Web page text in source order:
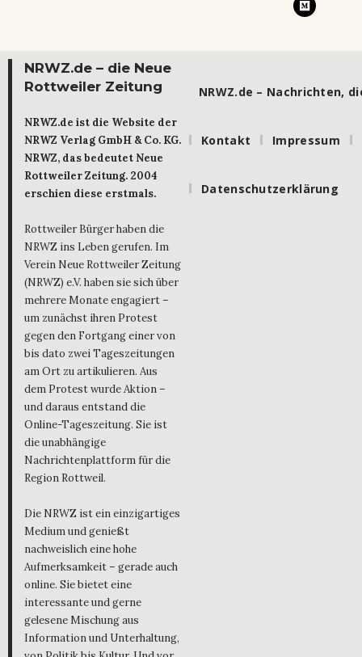
NRWZ.de – die Neue
Rottweiler Zeitung
NRWZ.de ist die Website der
NRWZ Verlag GmbH & Co. KG.
NRWZ, das bedeutet Neue
Rottweiler Zeitung. 2004
erschien diese erstmals.
Rottweiler Bürger haben die
NRWZ ins Leben gerufen. Im
Verein Neue Rottweiler Zeitung
(NRWZ) e.V. haben sie sich über
mehrere Monate engagiert –
um zunächst ihren Protest
gegen den Fortgang einer von
bis dato zwei Tageszeitungen
am Ort zu artikulieren. Aus
dem Protest wurde Aktion –
und daraus entstand die
Online-Tageszeitung. Sie ist
die unabhängige
Nachrichtenplattform für die
Region Rottweil.
Die NRWZ ist ein einzigartiges
Medium und genießt
nachweislich eine hohe
Aufmerksamkeit – gerade auch
online. Sie bietet eine
interessante und gerne
gelesene Mischung aus
Information und Unterhaltung,
NRWZ.de – Nachrichten,
Kontakt Impressum
Datenschutzerklärung